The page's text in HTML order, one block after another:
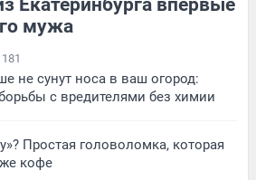
мужа
181
не сунут носа в ваш огород:
с вредителями без химии
Простая головоломка, которая
кофе